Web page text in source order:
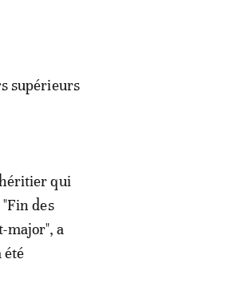
supérieurs
qui
des
major", a
été